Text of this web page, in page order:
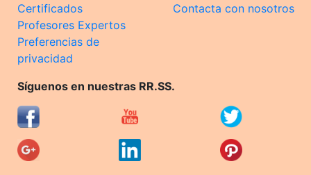
Certificados
Profesores Expertos
Preferencias de
privacidad
Contacta con nosotros
Síguenos en nuestras RR.SS.